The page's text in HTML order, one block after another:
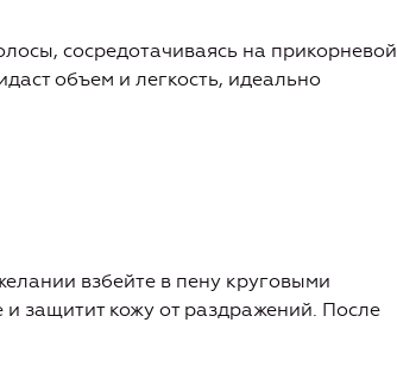
сосредотачиваясь на прикорневой
объем и легкость, идеально
взбейте в пену круговыми
защитит кожу от раздражений. После